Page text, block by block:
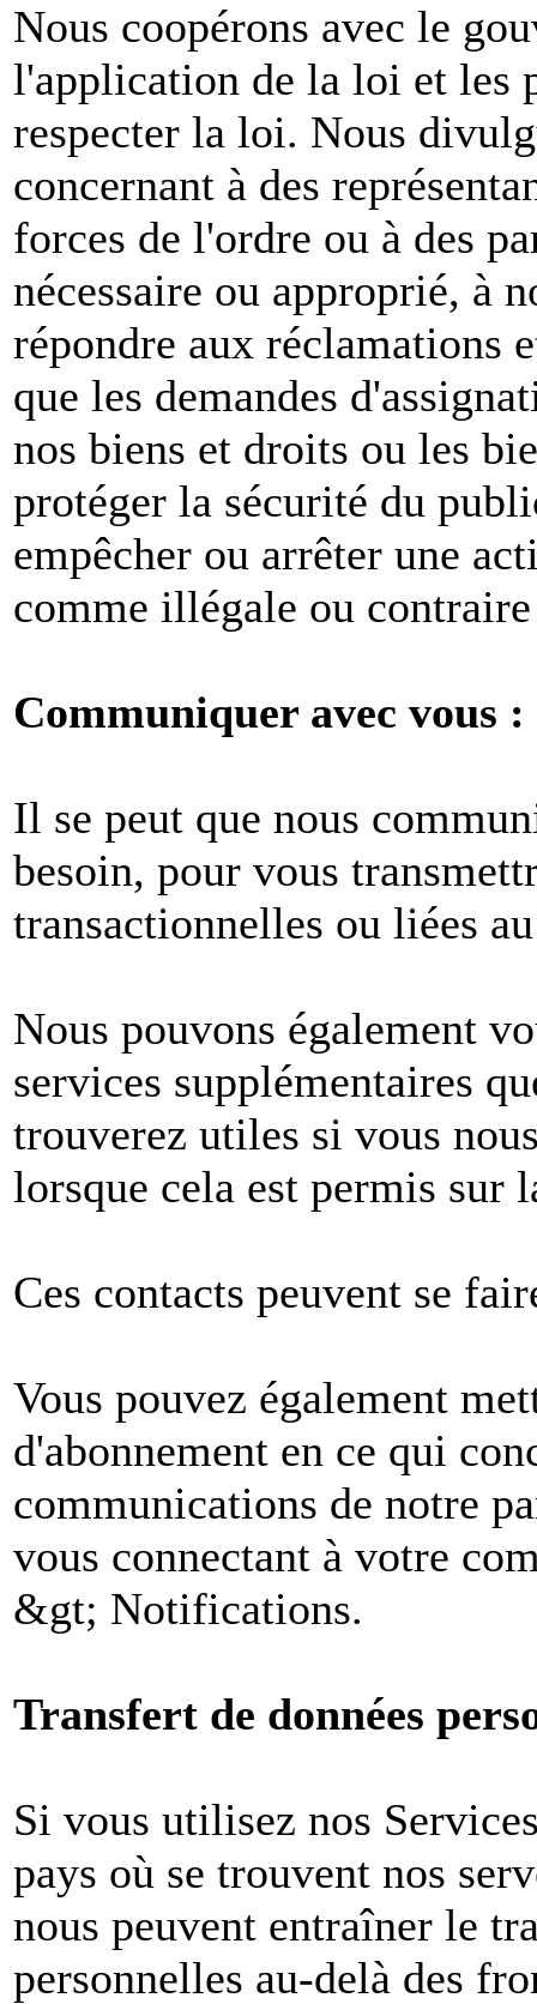
Nous coopérons avec le
l'application de la loi et les
respecter la loi. Nous
concernant à des
forces de l'ordre ou à des
nécessaire ou approprié, à
répondre aux réclamations
que les demandes
nos biens et droits ou les
protéger la sécurité du
empêcher ou arrêter une
comme illégale ou
Communiquer avec vous :
Il se peut que nous
besoin, pour vous
transactionnelles ou liées
Nous pouvons également
services supplémentaires
trouverez utiles si vous
lorsque cela est permis sur
Ces contacts peuvent se
Vous pouvez également
d'abonnement en ce qui
communications de notre
vous connectant à votre
&gt; Notifications.
Transfert de données
Si vous utilisez nos
pays où se trouvent nos
nous peuvent entraîner le
personnelles au-delà des